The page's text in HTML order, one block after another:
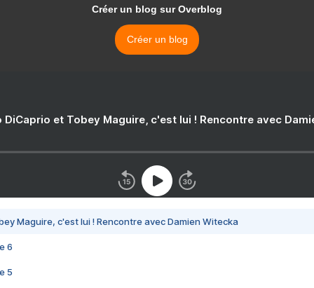
Créer un blog sur Overblog
Créer un blog
DiCaprio et Tobey Maguire, c'est lui ! Rencontre avec
Maguire, c'est lui ! Rencontre avec Damien Witecka
6
5